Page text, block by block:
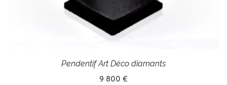
Pendentif Art Déco diamants
9 800 €